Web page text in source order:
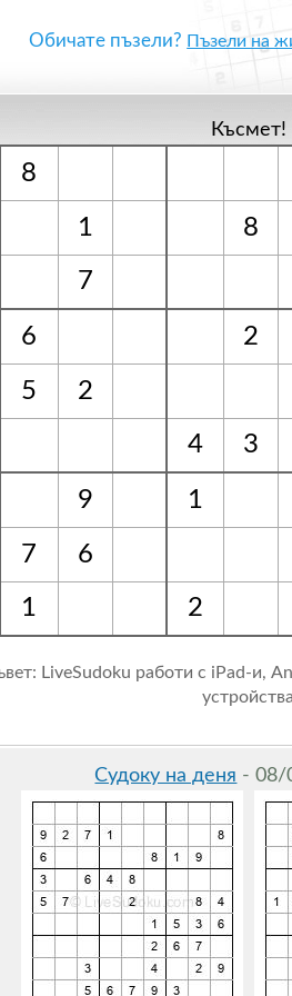
Обичате пъзели? Пъзели на
Късмет!
8
1 8
7
6 2
5 2
4
3
9 1
7 6
1
2
LiveSudoku работи с iPad-и,
устройства
Судоку на деня - 08/